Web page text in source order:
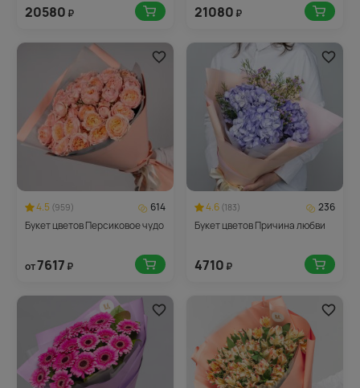
20580 ₽ 21080 ₽
4.5 (959)
614
Букет цветов Персиковое чудо
от7617 ₽
4.6 (183)
236
Букет цветов Причина любви
4710 ₽